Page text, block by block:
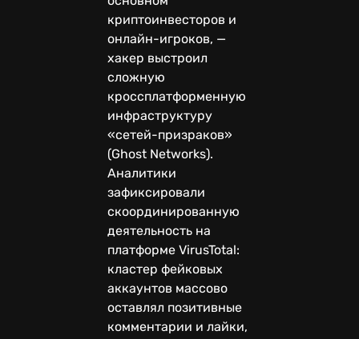
криптоинвесторов и
онлайн-игроков, —
хакер выстроил
сложную
кроссплатформенную
инфраструктуру
«сетей-призраков»
(Ghost Networks).
Аналитики
зафиксировали
скоординированную
деятельность на
платформе VirusTotal:
кластер фейковых
аккаунтов массово
оставлял позитивные
комментарии и лайки,